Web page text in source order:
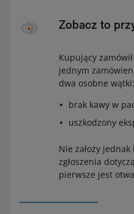
Zobacz to
Kupujący
jednym
dwa osobne wątki:
brak kawy w
uszkodzony
Nie założy
zgłoszenia
pierwsze jest